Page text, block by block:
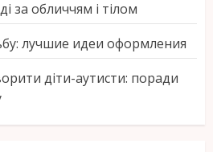
за обличчям і тілом
лучшие идеи оформления
діти-аутисти: поради